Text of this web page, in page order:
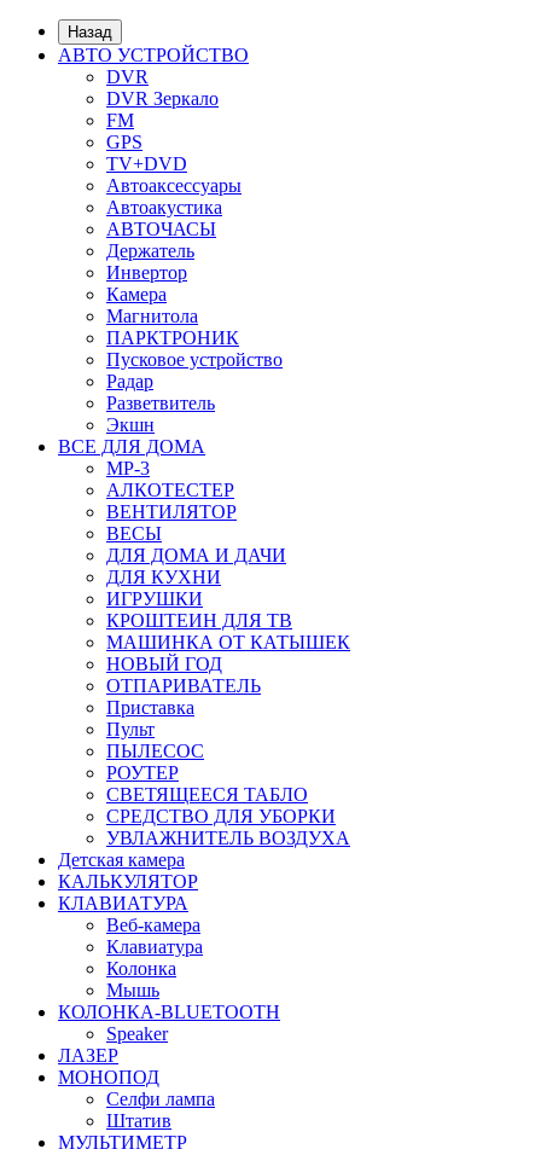
Назад
АВТО УСТРОЙСТВО
DVR
DVR Зеркало
FM
GPS
TV+DVD
Автоаксессуары
Автоакустика
АВТОЧАСЫ
Держатель
Инвертор
Камера
Магнитола
ПАРКТРОНИК
Пусковое устройство
Радар
Разветвитель
Экшн
ВСЕ ДЛЯ ДОМА
MP-3
АЛКОТЕСТЕР
ВЕНТИЛЯТОР
ВЕСЫ
ДЛЯ ДОМА И ДАЧИ
ДЛЯ КУХНИ
ИГРУШКИ
КРОШТЕИН ДЛЯ ТВ
МАШИНКА ОТ КАТЫШЕК
НОВЫЙ ГОД
ОТПАРИВАТЕЛЬ
Приставка
Пульт
ПЫЛЕСОС
РОУТЕР
СВЕТЯЩЕЕСЯ ТАБЛО
СРЕДСТВО ДЛЯ УБОРКИ
УВЛАЖНИТЕЛЬ ВОЗДУХА
Детская камера
КАЛЬКУЛЯТОР
КЛАВИАТУРА
Веб-камера
Клавиатура
Колонка
Мышь
КОЛОНКА-BLUETOOTH
Speaker
ЛАЗЕР
МОНОПОД
Селфи лампа
Штатив
МУЛЬТИМЕТР